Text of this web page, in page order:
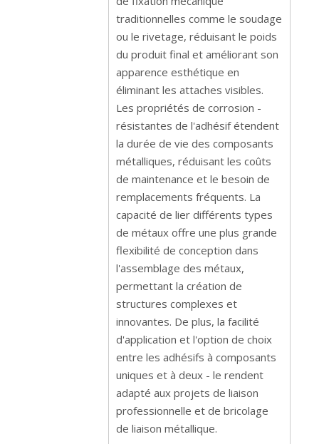
traditionnelles comme le soudage
ou le rivetage, réduisant le poids
du produit final et améliorant son
apparence esthétique en
éliminant les attaches visibles.
Les propriétés de corrosion -
résistantes de l'adhésif étendent
la durée de vie des composants
métalliques, réduisant les coûts
de maintenance et le besoin de
remplacements fréquents. La
capacité de lier différents types
de métaux offre une plus grande
flexibilité de conception dans
l'assemblage des métaux,
permettant la création de
structures complexes et
innovantes. De plus, la facilité
d'application et l'option de choix
entre les adhésifs à composants
uniques et à deux - le rendent
adapté aux projets de liaison
professionnelle et de bricolage
de liaison métallique.